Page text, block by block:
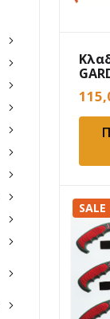
SALE